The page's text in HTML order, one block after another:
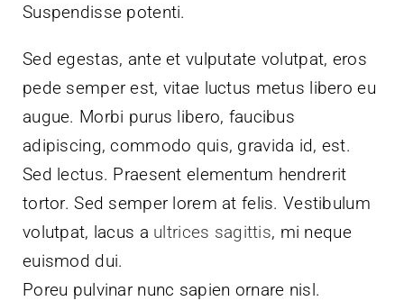
Suspendisse potenti.
Sed egestas, ante et vulputate volutpat, eros
pede semper est, vitae luctus metus libero eu
augue. Morbi purus libero, faucibus
adipiscing, commodo quis, gravida id, est.
Sed lectus. Praesent elementum hendrerit
tortor. Sed semper lorem at felis. Vestibulum
volutpat, lacus a ultrices sagittis, mi neque
euismod dui.
Poreu pulvinar nunc sapien ornare nisl.